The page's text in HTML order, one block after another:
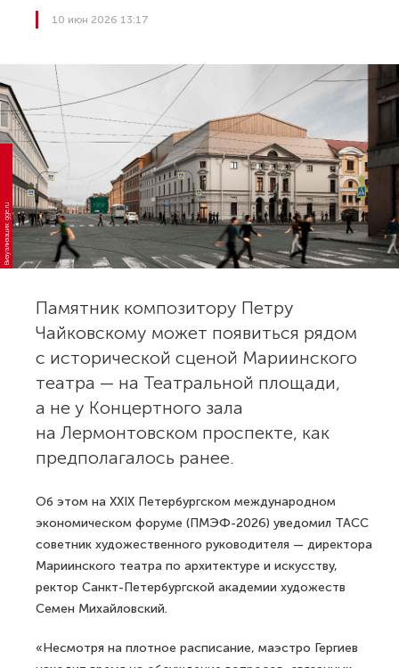
10 июн 2026 13:17
Визуализация: gge.ru
Памятник композитору Петру
Чайковскому может появиться рядом
с исторической сценой Мариинского
театра — на Театральной площади,
а не у Концертного зала
на Лермонтовском проспекте, как
предполагалось ранее.
Об этом на XXIX Петербургском международном
экономическом форуме (ПМЭФ-2026) уведомил ТАСС
советник художественного руководителя — директора
Мариинского театра по архитектуре и искусству,
ректор Санкт-Петербургской академии художеств
Семен Михайловский.
«Несмотря на плотное расписание, маэстро Гергиев